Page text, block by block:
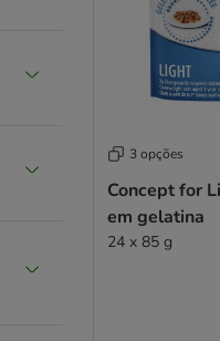
3 opções
Concept for
em gelatina
24 x 85 g